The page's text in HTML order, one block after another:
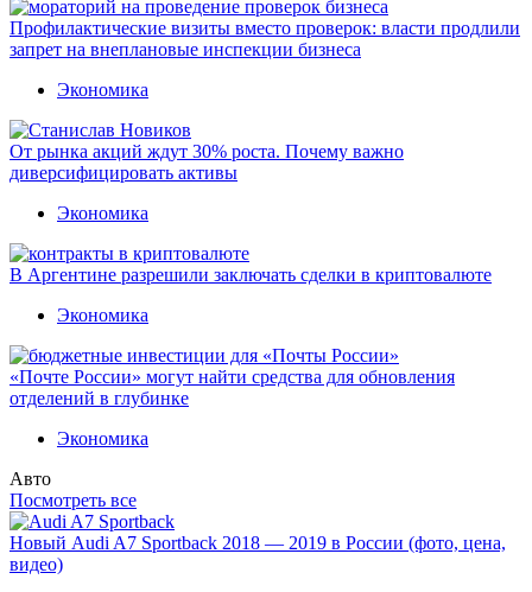
Профилактические визиты вместо проверок: власти продлили
запрет на внеплановые инспекции бизнеса
Экономика
От рынка акций ждут 30% роста. Почему важно
диверсифицировать активы
Экономика
В Аргентине разрешили заключать сделки в криптовалюте
Экономика
«Почте России» могут найти средства для обновления
отделений в глубинке
Экономика
Авто
Посмотреть все
Новый Audi A7 Sportback 2018 — 2019 в России (фото, цена,
видео)